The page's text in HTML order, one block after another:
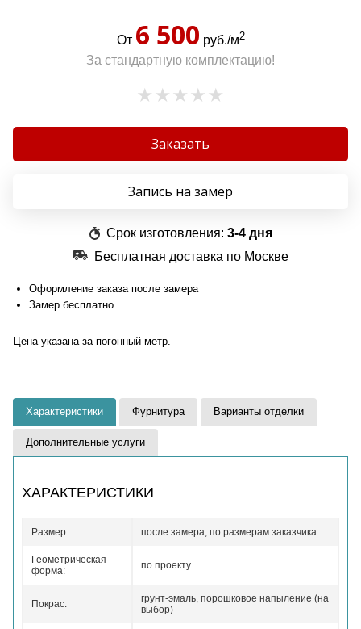
От 6 500 руб./м2
За стандартную комплектацию!
Заказать
Запись на замер
Срок изготовления: 3-4 дня
Бесплатная доставка по Москве
Оформление заказа после замера
Замер бесплатно
Цена указана за погонный метр.
Характеристики Фурнитура Варианты отделки
Дополнительные услуги
ХАРАКТЕРИСТИКИ
Размер: после замера, по размерам заказчика
Геометрическая
форма:
по проекту
Покрас:
грунт-эмаль, порошковое напыление (на
выбор)